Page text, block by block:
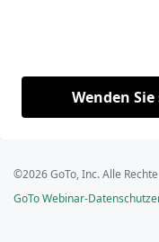
Wenden
©2026 GoTo, Inc. Alle
GoTo Webinar-